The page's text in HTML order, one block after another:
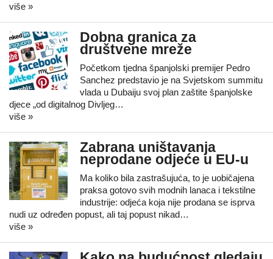
više »
Dobna granica za
društvene mreže
Početkom tjedna španjolski premijer Pedro
Sanchez predstavio je na Svjetskom summitu
vlada u Dubaiju svoj plan zaštite španjolske
djece „od digitalnog Divljeg…
više »
Zabrana uništavanja
neprodane odjeće u EU-u
Ma koliko bila zastrašujuća, to je uobičajena
praksa gotovo svih modnih lanaca i tekstilne
industrije: odjeća koja nije prodana se isprva
nudi uz određen popust, ali taj popust nikad…
više »